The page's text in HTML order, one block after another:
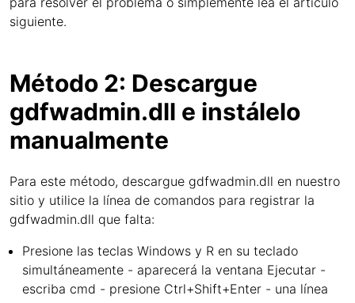
siguiente.
Método 2: Descargue
gdfwadmin.dll e instálelo
manualmente
Para este método, descargue gdfwadmin.dll en nuestro
sitio y utilice la línea de comandos para registrar la
gdfwadmin.dll que falta:
Presione las teclas Windows y R en su teclado
simultáneamente - aparecerá la ventana Ejecutar -
escriba cmd - presione Ctrl+Shift+Enter - una línea